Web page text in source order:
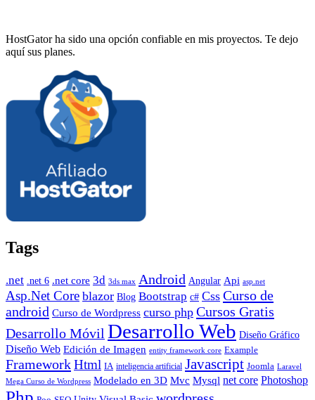
HostGator ha sido una opción confiable en mis proyectos. Te dejo
aquí sus planes.
Tags
.net .net 6 .net core 3d 3ds max Android Angular Api asp.net
Asp.Net Core blazor Blog Bootstrap c# Css Curso de
android Curso de Wordpress curso php Cursos Gratis
Desarrollo Móvil Desarrollo Web Diseño Gráfico
Diseño Web Edición de Imagen entity framework core Example
FrameworkHtml IA inteligencia artificial Javascript Joomla Laravel
Mega Curso de Wordpress Modelado en 3D Mvc Mysql net core Photoshop